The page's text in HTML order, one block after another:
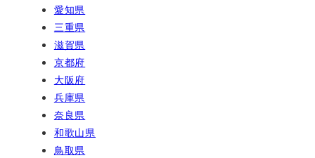
愛知県
三重県
滋賀県
京都府
大阪府
兵庫県
奈良県
和歌山県
鳥取県